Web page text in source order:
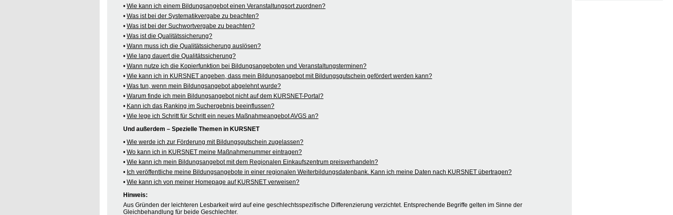
• Wie kann ich einem Bildungsangebot einen Veranstaltungsort zuordnen?
• Was ist bei der Systematikvergabe zu beachten?
• Was ist bei der Suchwortvergabe zu beachten?
• Was ist die Qualitätssicherung?
• Wann muss ich die Qualitätssicherung auslösen?
• Wie lang dauert die Qualitätssicherung?
• Wann nutze ich die Kopierfunktion bei Bildungsangeboten und Veranstaltungsterminen?
• Wie kann ich in KURSNET angeben, dass mein Bildungsangebot mit Bildungsgutschein gefördert werden kann?
• Was tun, wenn mein Bildungsangebot abgelehnt wurde?
• Warum finde ich mein Bildungsangebot nicht auf dem KURSNET-Portal?
• Kann ich das Ranking im Suchergebnis beeinflussen?
• Wie lege ich Schritt für Schritt ein neues Maßnahmeangebot AVGS an?
Und außerdem – Spezielle Themen in KURSNET
• Wie werde ich zur Förderung mit Bildungsgutschein zugelassen?
• Wo kann ich in KURSNET meine Maßnahmenummer eintragen?
• Wie kann ich mein Bildungsangebot mit dem Regionalen Einkaufszentrum preisverhandeln?
• Ich veröffentliche meine Bildungsangebote in einer regionalen Weiterbildungsdatenbank. Kann ich meine Daten nach KURSNET übertragen?
• Wie kann ich von meiner Homepage auf KURSNET verweisen?
Hinweis:
Aus Gründen der leichteren Lesbarkeit wird auf eine geschlechtsspezifische Differenzierung verzichtet. Entsprechende Begriffe gelten im Sinne der
Gleichbehandlung für beide Geschlechter.